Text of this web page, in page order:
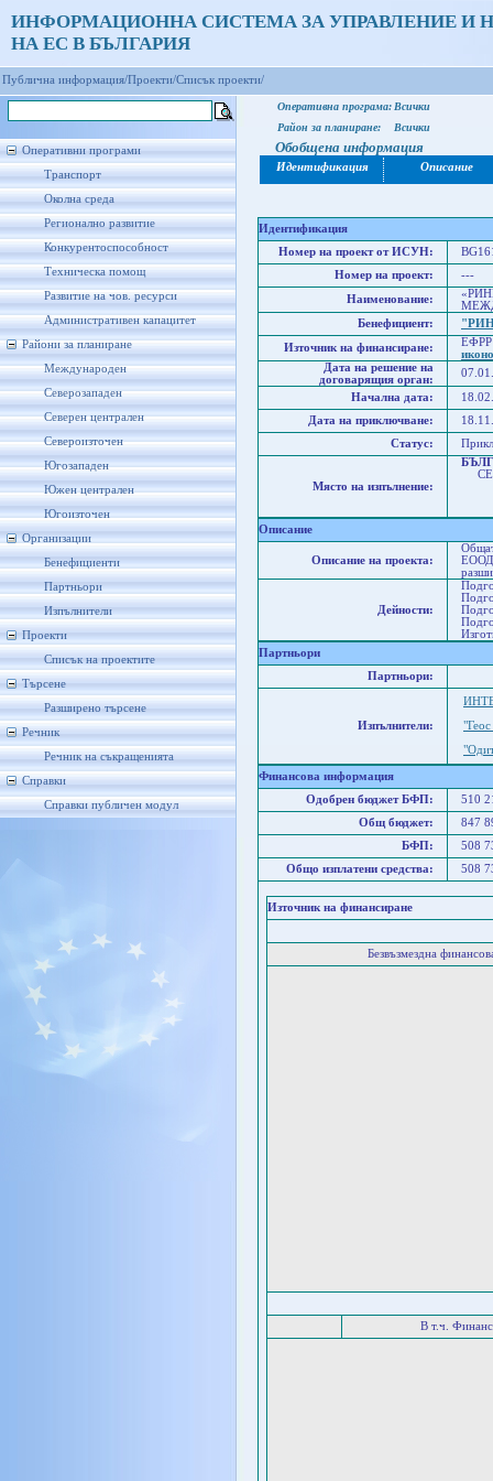
ИНФОРМАЦИОННА СИСТЕМА ЗА УПРАВЛЕНИЕ И
НА ЕС В БЪЛГАРИЯ
Публична информация/Проекти/Списък проекти/
Оперативни програми
Транспорт
Околна среда
Регионално развитие
Конкурентоспособност
Техническа помощ
Развитие на чов. ресурси
Административен капацитет
Райони за планиране
Международен
Северозападен
Северен централен
Североизточен
Югозападен
Южен централен
Югоизточен
Организации
Бенефициенти
Партньори
Изпълнители
Проекти
Списък на проектите
Търсене
Разширено търсене
Речник
Речник на съкращенията
Справки
Справки публичен модул
Оперативна програма: Всички
Район за планиране:
Всички
Обобщена информация
Идентификация Описание
Идентификация
Номер на проект от ИСУН:
Номер на проект:
---
Наименование:
Бенефициент:
Източник на финансиране:
Дата на решение на
договарящия орган:
Начална дата:
Дата на приключване:
Статус:
Място на изпълнение:
Описание
Описание на проекта:
ЕООД
Дейности:
Партньори
Партньори:
Изпълнители:
Финансова информация
Одобрен бюджет БФП:
510
Общ бюджет:
847
БФП:
508
Общо изплатени средства:
508
Източник на финансиране
Безвъзмездна
В т.ч.